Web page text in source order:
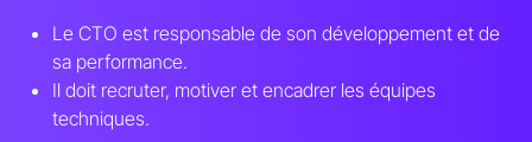
Le CTO est responsable de son développement et de
sa performance.
Il doit recruter, motiver et encadrer les équipes
techniques.